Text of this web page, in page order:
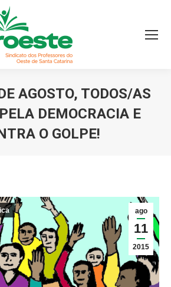
AGOSTO, TODOS/AS
DEMOCRACIA E
O GOLPE!
ago
11
2015